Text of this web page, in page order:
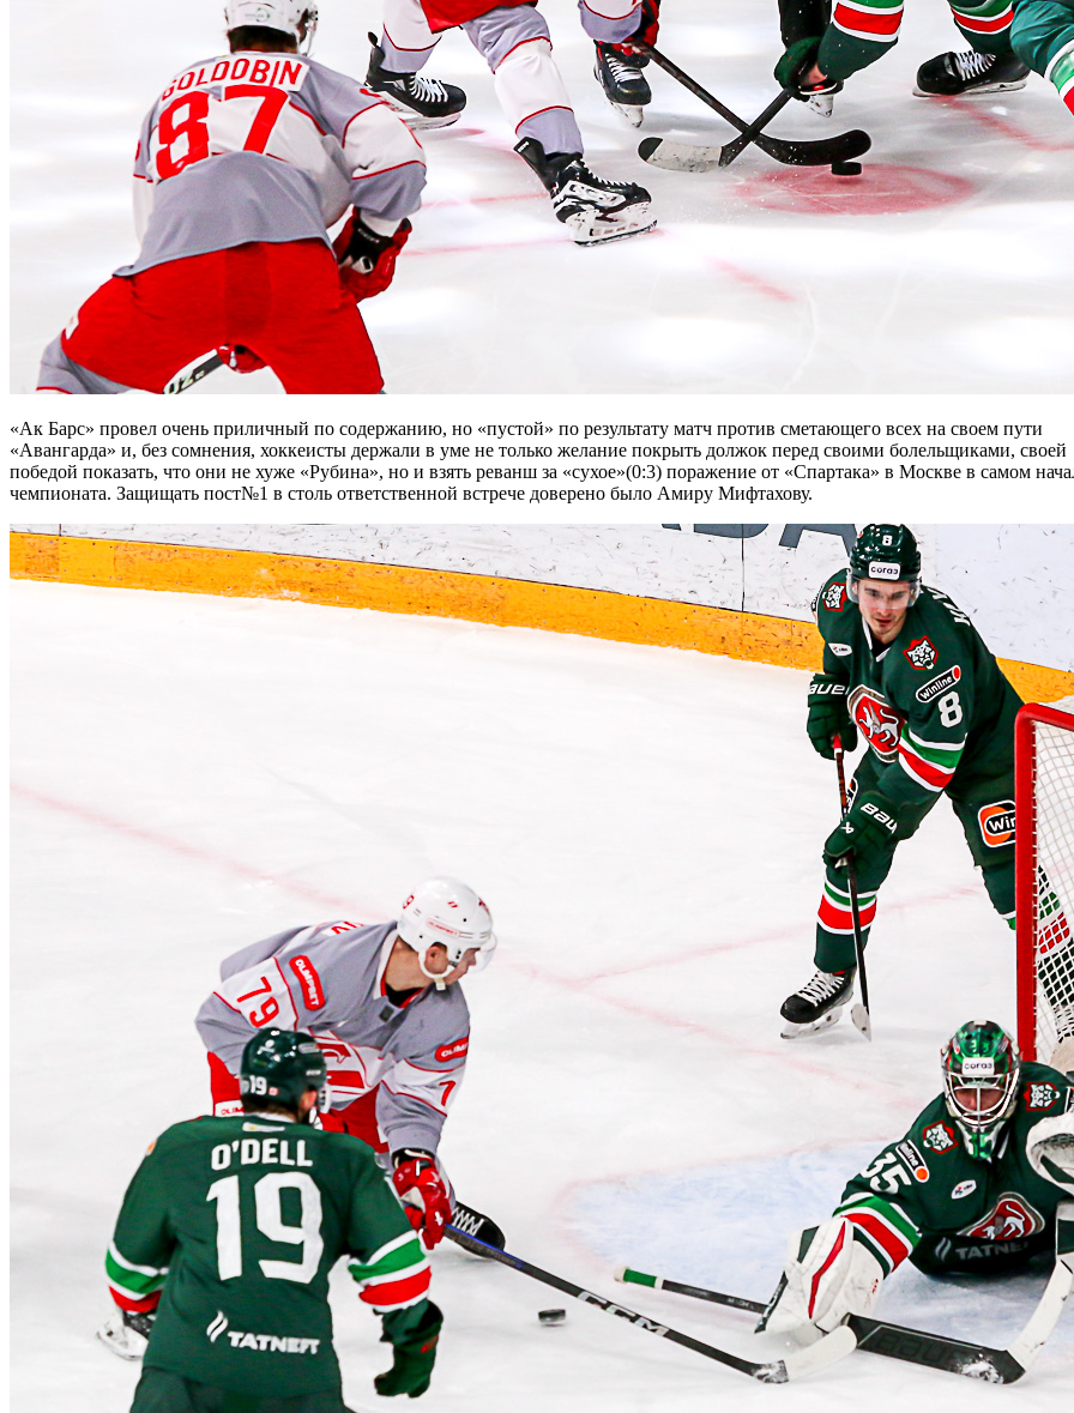
«Ак Барс» провел очень приличный по содержанию, но «пустой» по результату матч против сметающего всех на своем пути
«Авангарда» и, без сомнения, хоккеисты держали в уме не только желание покрыть должок перед своими болельщиками, своей
победой показать, что они не хуже «Рубина», но и взять реванш за «сухое»(0:3) поражение от «Спартака» в Москве в самом
чемпионата. Защищать пост№1 в столь ответственной встрече доверено было Амиру Мифтахову.